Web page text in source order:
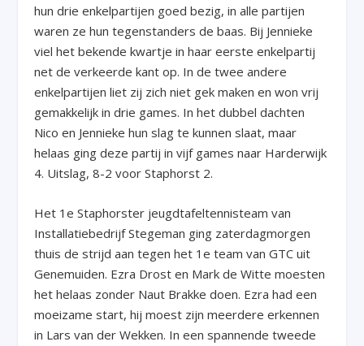
hun drie enkelpartijen goed bezig, in alle partijen
waren ze hun tegenstanders de baas. Bij Jennieke
viel het bekende kwartje in haar eerste enkelpartij
net de verkeerde kant op. In de twee andere
enkelpartijen liet zij zich niet gek maken en won vrij
gemakkelijk in drie games. In het dubbel dachten
Nico en Jennieke hun slag te kunnen slaat, maar
helaas ging deze partij in vijf games naar Harderwijk
4. Uitslag, 8-2 voor Staphorst 2.
Het 1e Staphorster jeugdtafeltennisteam van
Installatiebedrijf Stegeman ging zaterdagmorgen
thuis de strijd aan tegen het 1e team van GTC uit
Genemuiden. Ezra Drost en Mark de Witte moesten
het helaas zonder Naut Brakke doen. Ezra had een
moeizame start, hij moest zijn meerdere erkennen
in Lars van der Wekken. In een spannende tweede